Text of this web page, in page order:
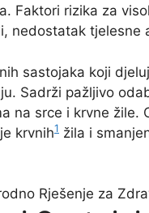
Faktori rizika za
nedostatak tjelesne
sastojaka koji
Sadrži pažljivo
na srce i krvne žile.
krvnih1 žila i